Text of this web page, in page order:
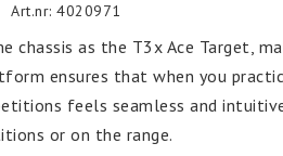
Art.nr: 4020971
chassis as the T3x Ace Target,
ensures that when you
feels seamless and
or on the range.